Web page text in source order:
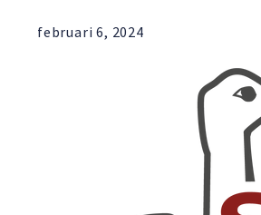
februari 6, 2024